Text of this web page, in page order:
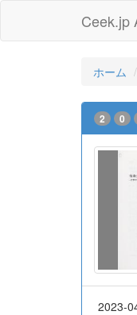
Ceek.jp
ホーム
2 0
2023-